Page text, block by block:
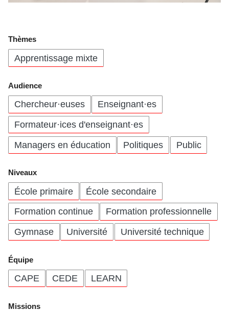
Thèmes
Apprentissage mixte
Audience
Chercheur·euses
Enseignant·es
Formateur·ices d'enseignant·es
Managers en éducation
Politiques Public
Niveaux
École primaire
École secondaire
Formation continue
Formation professionnelle
Gymnase
Université Université technique
Équipe
CAPE CEDE LEARN
Missions